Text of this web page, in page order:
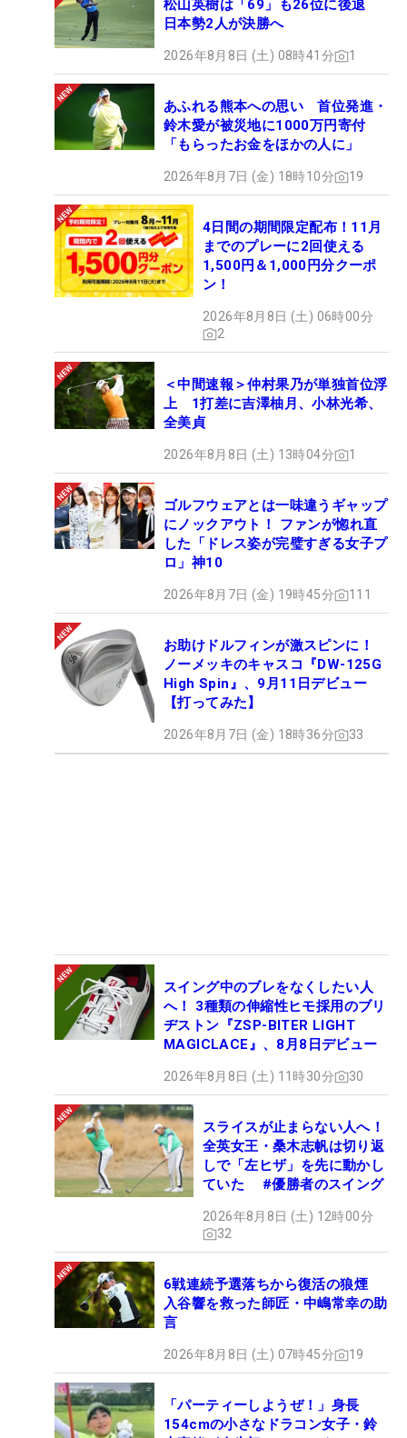
松山英樹は「69」も26位に後退
日本勢2人が決勝へ
2026年8月8日 (土) 08時41分 1
あふれる熊本への思い 首位発進・
鈴木愛が被災地に1000万円寄付
「もらったお金をほかの人に」
2026年8月7日 (金) 18時10分 19
4日間の期間限定配布！11月
までのプレーに2回使える
1,500円＆1,000円分クーポ
ン！
2026年8月8日 (土) 06時00分
2
＜中間速報＞仲村果乃が単独首位浮
上 1打差に吉澤柚月、小林光希、
全美貞
2026年8月8日 (土) 13時04分 1
ゴルフウェアとは一味違うギャップ
にノックアウト！ ファンが惚れ直
した「ドレス姿が完璧すぎる女子プ
ロ」神10
2026年8月7日 (金) 19時45分 111
お助けドルフィンが激スピンに！
ノーメッキのキャスコ『DW-125G
High Spin』、9月11日デビュー
【打ってみた】
2026年8月7日 (金) 18時36分 33
スイング中のブレをなくしたい人
へ！ 3種類の伸縮性ヒモ採用のブリ
ヂストン『ZSP-BITER LIGHT
MAGICLACE』、8月8日デビュー
2026年8月8日 (土) 11時30分 30
スライスが止まらない人へ！
全英女王・桑木志帆は切り返
しで「左ヒザ」を先に動かし
ていた #優勝者のスイング
2026年8月8日 (土) 12時00分
32
6戦連続予選落ちから復活の狼煙
入谷響を救った師匠・中嶋常幸の助
言
2026年8月8日 (土) 07時45分 19
「パーティーしようぜ！」身長
154cmの小さなドラコン女子・鈴